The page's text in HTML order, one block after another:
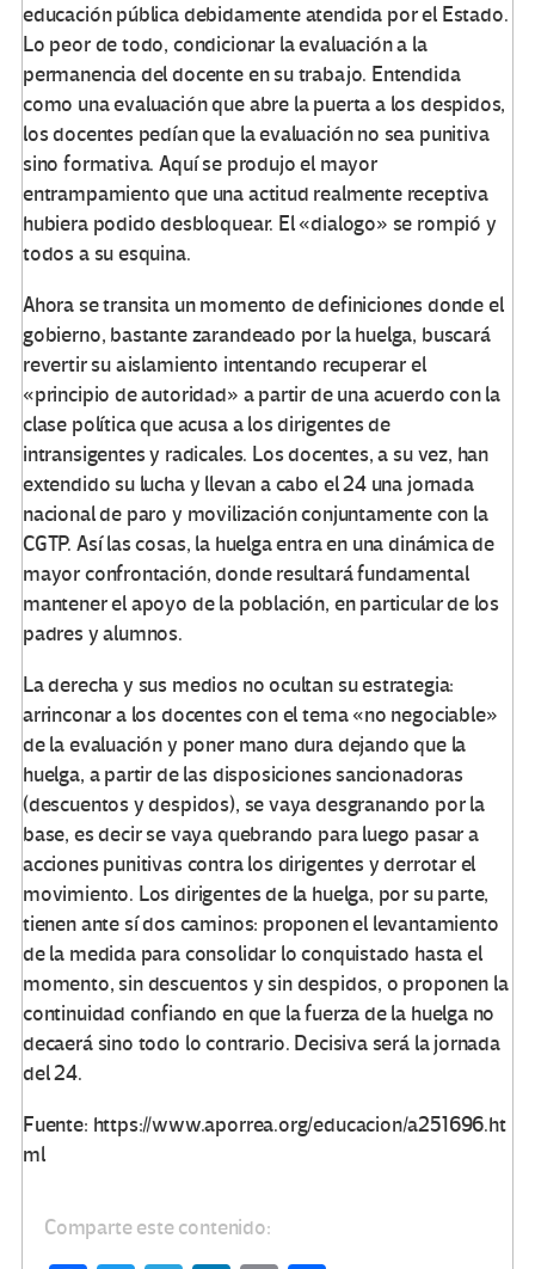
educación pública debidamente atendida por el Estado.
Lo peor de todo, condicionar la evaluación a la
permanencia del docente en su trabajo. Entendida
como una evaluación que abre la puerta a los despidos,
los docentes pedían que la evaluación no sea punitiva
sino formativa. Aquí se produjo el mayor
entrampamiento que una actitud realmente receptiva
hubiera podido desbloquear. El «dialogo» se rompió y
todos a su esquina.
Ahora se transita un momento de definiciones donde el
gobierno, bastante zarandeado por la huelga, buscará
revertir su aislamiento intentando recuperar el
«principio de autoridad» a partir de una acuerdo con la
clase política que acusa a los dirigentes de
intransigentes y radicales. Los docentes, a su vez, han
extendido su lucha y llevan a cabo el 24 una jornada
nacional de paro y movilización conjuntamente con la
CGTP. Así las cosas, la huelga entra en una dinámica de
mayor confrontación, donde resultará fundamental
mantener el apoyo de la población, en particular de los
padres y alumnos.
La derecha y sus medios no ocultan su estrategia:
arrinconar a los docentes con el tema «no negociable»
de la evaluación y poner mano dura dejando que la
huelga, a partir de las disposiciones sancionadoras
(descuentos y despidos), se vaya desgranando por la
base, es decir se vaya quebrando para luego pasar a
acciones punitivas contra los dirigentes y derrotar el
movimiento. Los dirigentes de la huelga, por su parte,
tienen ante sí dos caminos: proponen el levantamiento
de la medida para consolidar lo conquistado hasta el
momento, sin descuentos y sin despidos, o proponen la
continuidad confiando en que la fuerza de la huelga no
decaerá sino todo lo contrario. Decisiva será la jornada
del 24.
Fuente: https://www.aporrea.org/educacion/a251696.ht
ml
Comparte este contenido: